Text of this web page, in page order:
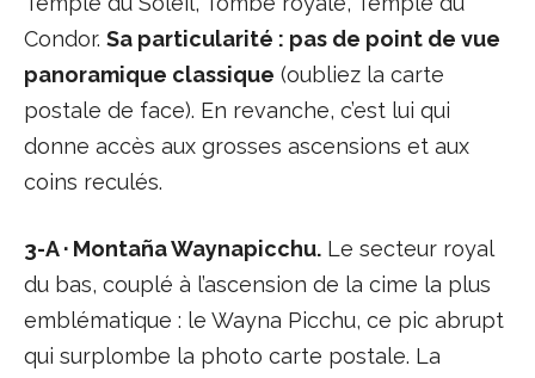
Condor. Sa particularité : pas de point de vue
panoramique classique (oubliez la carte
postale de face). En revanche, c’est lui qui
donne accès aux grosses ascensions et aux
coins reculés.
3-A · Montaña Waynapicchu. Le secteur royal
du bas, couplé à l’ascension de la cime la plus
emblématique : le Wayna Picchu, ce pic abrupt
qui surplombe la photo carte postale. La